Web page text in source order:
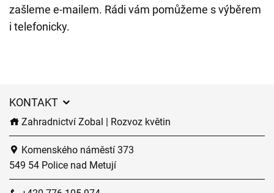
zašleme e-mailem. Rádi vám pomůžeme s výběrem
i telefonicky.
KONTAKT
Zahradnictví Zobal | Rozvoz květin
Komenského náměstí 373
549 54 Police nad Metují